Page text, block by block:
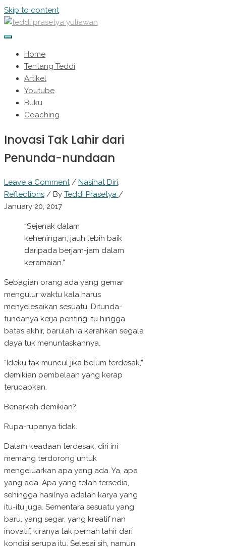
Skip to content
Home
Tentang Teddi
Artikel
Youtube
Buku
Coaching
Inovasi Tak Lahir dari
Penunda-nundaan
Leave a Comment / Nasihat Diri,
Reflections / By Teddi Prasetya /
January 20, 2017
“Sejenak dalam
keheningan, jauh lebih baik
daripada berjam-jam dalam
keramaian.”
Sebagian orang ada yang gemar
mengulur waktu kala harus
menyelesaikan sesuatu. Ditunda-
tundanya kerja penting itu hingga
batas akhir, barulah ia kerahkan segala
daya tuk menuntaskannya.
“Ideku tak muncul jika belum terdesak,”
demikian pembelaan yang kerap
terucapkan.
Benarkah demikian?
Rupa-rupanya tidak.
Dalam keadaan terdesak, diri ini
memang terdorong untuk
mengeluarkan apa yang ada. Ya, apa
yang ada. Apa yang telah tersedia,
sehingga hasilnya adalah karya yang
itu-itu juga. Sementara sesuatu yang
baru, yang segar, yang kreatif nan
inovatif, kiranya tak pernah lahir dari
kondisi serupa itu. Selesai sih, namun